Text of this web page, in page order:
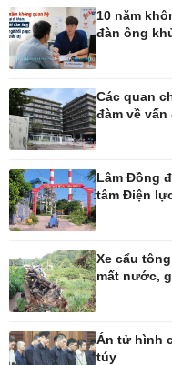
Kinh tế
Bất động sản
Khởi nghiệp
Pháp luật
Vụ án
Tin nóng
Tư vấn luật
10 năm
đàn ông
Các quan
đàm về vấn
Lâm Đồng
tâm Điện
Xe cẩu
mất nước,
Án tử hình
túy